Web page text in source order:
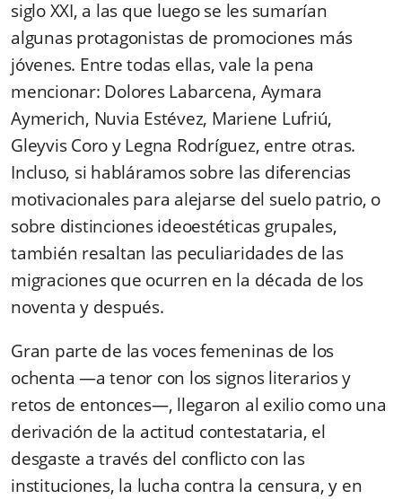
siglo XXI, a las que luego se les sumarían
algunas protagonistas de promociones más
jóvenes. Entre todas ellas, vale la pena
mencionar: Dolores Labarcena, Aymara
Aymerich, Nuvia Estévez, Mariene Lufriú,
Gleyvis Coro y Legna Rodríguez, entre otras.
Incluso, si habláramos sobre las diferencias
motivacionales para alejarse del suelo patrio, o
sobre distinciones ideoestéticas grupales,
también resaltan las peculiaridades de las
migraciones que ocurren en la década de los
noventa y después.
Gran parte de las voces femeninas de los
ochenta —a tenor con los signos literarios y
retos de entonces—, llegaron al exilio como una
derivación de la actitud contestataria, el
desgaste a través del conflicto con las
instituciones, la lucha contra la censura, y en